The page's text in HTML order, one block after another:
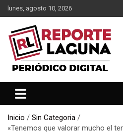
Saltar
al
contenido
lunes, agosto 10, 2026
Reporte Laguna
Inicio
Sin Categoria
«Tenemos que valorar mucho el